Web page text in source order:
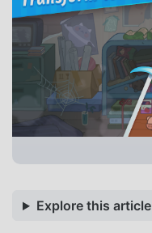
Explore this article